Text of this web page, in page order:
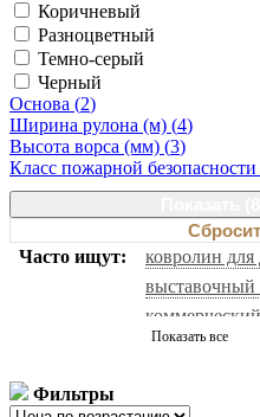
Коричневый
Разноцветный
Темно-серый
Черный
Основа (2)
Ширина рулона (м) (4)
Высота ворса (мм) (3)
Класс пожарной безопасности
Часто ищут:
ковролин для
выставочный
натуральный ковролин
ковролин нева тафт
Показать все
Фильтры